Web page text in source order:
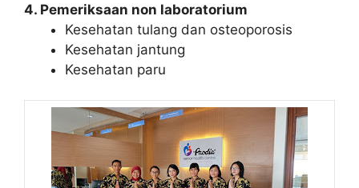
4. Pemeriksaan non laboratorium
Kesehatan tulang dan osteoporosis
Kesehatan jantung
Kesehatan paru